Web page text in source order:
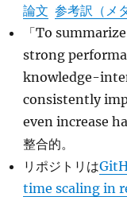
論文 参考訳（メ
「To
strong
knowledge-
consistently
even increase
整合的。
リポジトリは
time scaling in